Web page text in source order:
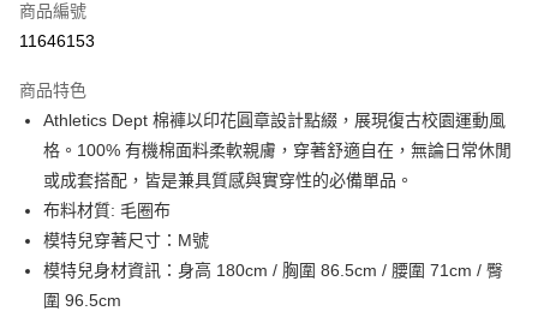
信用卡分期付款
合作金庫商業銀行
華南商業銀行
彰化商業銀行
上海商業儲蓄銀行
台北富邦商業銀行
國泰世華商業銀行
兆豐國際商業銀行
臺灣中小企業銀行
匯豐（台灣）商業銀行
聯邦商業銀行
元大商業銀行
永豐商業銀行
玉山商業銀行
6 期 0 利率 每期
華南商業銀行
彰化商業銀行
上海商業儲蓄銀行
台北富邦商業銀行
國泰世華商業銀行
臺灣中小企業銀行
匯豐（台灣）商業銀行
華泰商業銀行
元大商業銀行
LINE Pay
Apple Pay
街口支付
運送方式
商品編號
11646153
商品特色
Athletics Dept 棉褲以印花圓章設計點綴，展現復古校園運動風
格。100% 有機棉面料柔軟親膚，穿著舒適自在，無論日常休閒
或成套搭配，皆是兼具質感與實穿性的必備單品。
布料材質: 毛圈布
模特兒穿著尺寸：M號
模特兒身材資訊：身高 180cm / 胸圍 86.5cm / 腰圍 71cm / 臀
圍 96.5cm